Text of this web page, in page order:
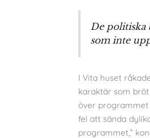
De politiska
som inte
I Vita huset
karaktär som
över
fel att sända
programmet,”